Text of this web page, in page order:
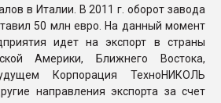
в Италии. В 2011 г. оборот завода
50 млн евро. На данный момент
идет на экспорт в страны
Америки, Ближнего Востока,
Корпорация ТехноНИКОЛЬ
направления экспорта за счет